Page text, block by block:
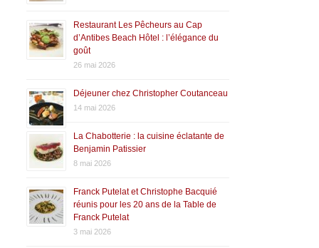
Restaurant Les Pêcheurs au Cap
d’Antibes Beach Hôtel : l’élégance du
goût
26 mai 2026
Déjeuner chez Christopher Coutanceau
14 mai 2026
La Chabotterie : la cuisine éclatante de
Benjamin Patissier
8 mai 2026
Franck Putelat et Christophe Bacquié
réunis pour les 20 ans de la Table de
Franck Putelat
3 mai 2026